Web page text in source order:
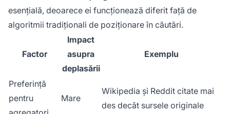
esențială, deoarece ei funcționează diferit față de
algoritmii tradiționali de poziționare în căutări.
Factor
Impact
asupra
deplasării
Exemplu
Preferință
pentru
Mare
Wikipedia și Reddit citate mai
des decât sursele originale